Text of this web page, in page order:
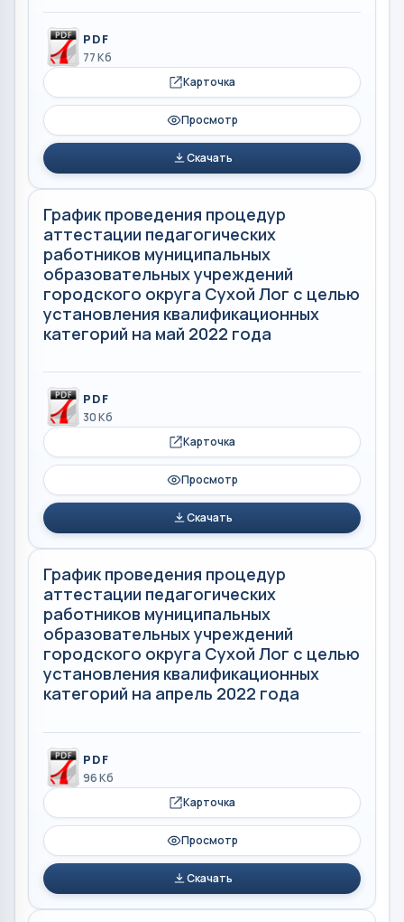
PDF
77 Кб
Карточка
Просмотр
Скачать
График проведения процедур
аттестации педагогических
работников муниципальных
образовательных учреждений
городского округа Сухой Лог с целью
установления квалификационных
категорий на май 2022 года
PDF
30 Кб
Карточка
Просмотр
Скачать
График проведения процедур
аттестации педагогических
работников муниципальных
образовательных учреждений
городского округа Сухой Лог с целью
установления квалификационных
категорий на апрель 2022 года
PDF
96 Кб
Карточка
Просмотр
Скачать